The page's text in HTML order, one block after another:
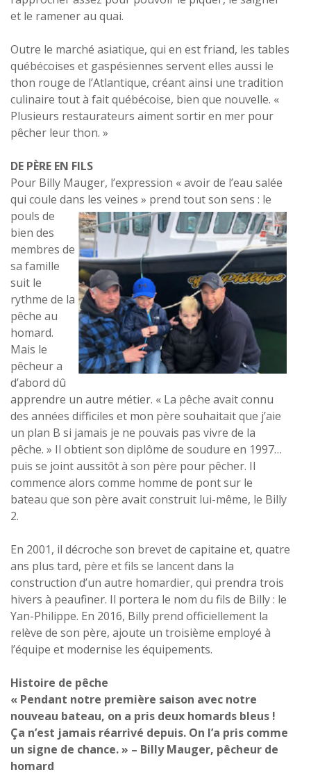
et le ramener au quai.
Outre le marché asiatique, qui en est friand, les tables
québécoises et gaspésiennes servent elles aussi le
thon rouge de l’Atlantique, créant ainsi une tradition
culinaire tout à fait québécoise, bien que nouvelle. «
Plusieurs restaurateurs aiment sortir en mer pour
pêcher leur thon. »
DE PÈRE EN FILS
Pour Billy Mauger, l’expression « avoir de l’eau salée
qui coule dans les veines » prend tout son sens : le
pouls de
bien des
membres de
sa famille
suit le
rythme de la
pêche au
homard.
Mais le
pêcheur a
d’abord dû
apprendre un autre métier. « La pêche avait connu
des années difficiles et mon père souhaitait que j’aie
un plan B si jamais je ne pouvais pas vivre de la
pêche. » Il obtient son diplôme de soudure en 1997…
puis se joint aussitôt à son père pour pêcher. Il
commence alors comme homme de pont sur le
bateau que son père avait construit lui-même, le Billy
2.
En 2001, il décroche son brevet de capitaine et, quatre
ans plus tard, père et fils se lancent dans la
construction d’un autre homardier, qui prendra trois
hivers à peaufiner. Il portera le nom du fils de Billy : le
Yan-Philippe. En 2016, Billy prend officiellement la
relève de son père, ajoute un troisième employé à
l’équipe et modernise les équipements.
Histoire de pêche
« Pendant notre première saison avec notre
nouveau bateau, on a pris deux homards bleus !
Ça n’est jamais réarrivé depuis. On l’a pris comme
un signe de chance. » – Billy Mauger, pêcheur de
homard